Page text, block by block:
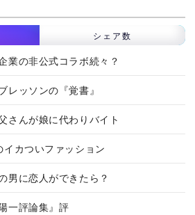
シェア数
業の非公式コラボ続々？
レッソンの『覚書』
さんが娘に代わりバイト
イカついファッション
男に恋人ができたら？
一評論集』評